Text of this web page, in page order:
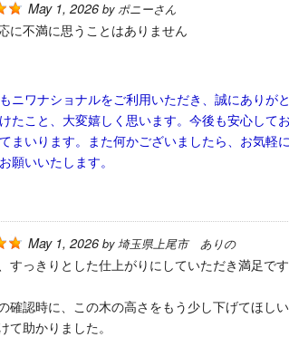
May 1, 2026 byポニーさん
に不満に思うことはありません
ニワナショナルをご利用いただき、誠にありが
たこと、大変嬉しく思います。今後も安心して
まいります。また何かございましたら、お気軽
願いいたします。
May 1, 2026 by埼玉県上尾市 ありの
すっきりとした仕上がりにしていただき満足です
確認時に、この木の高さをもう少し下げてほし
て助かりました。